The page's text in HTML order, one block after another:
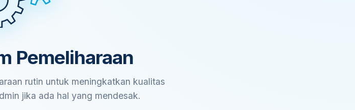
Pemeliharaan
rutin untuk meningkatkan kualitas
jika ada hal yang mendesak.